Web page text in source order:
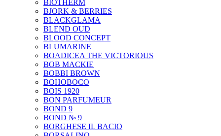
BIOTHERM
BJORK & BERRIES
BLACKGLAMA
BLEND OUD
BLOOD CONCEPT
BLUMARINE
BOADICEA THE VICTORIOUS
BOB MACKIE
BOBBI BROWN
BOHOBOCO
BOIS 1920
BON PARFUMEUR
BOND 9
BOND № 9
BORGHESE IL BACIO